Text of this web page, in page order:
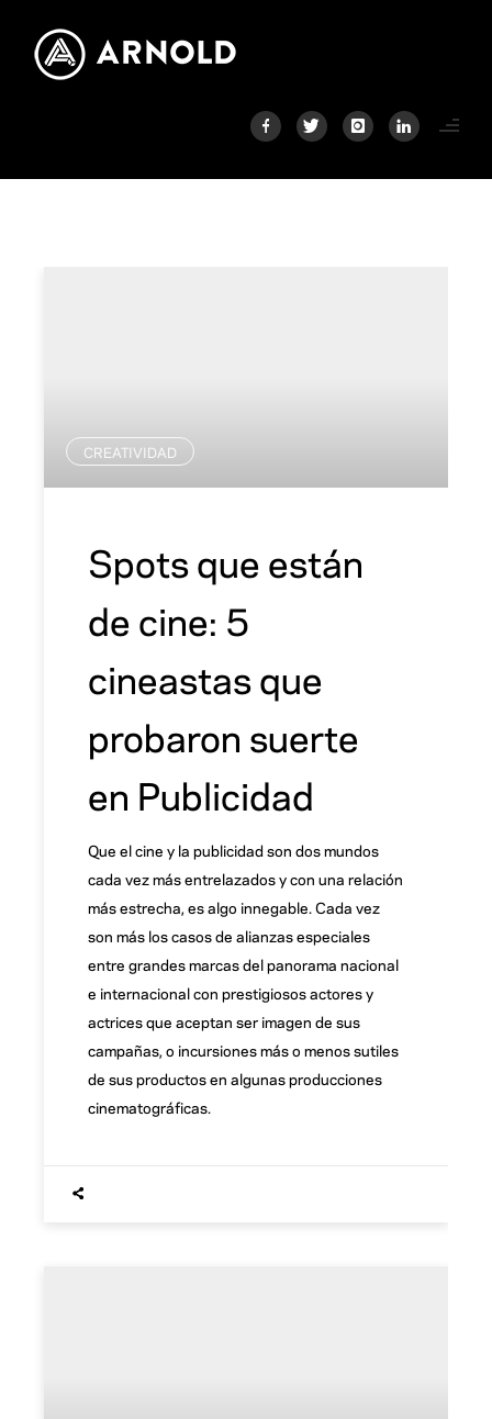
CREATIVIDAD
Spots que están
de cine: 5
cineastas que
probaron suerte
en Publicidad
Que el cine y la publicidad son dos mundos
cada vez más entrelazados y con una relación
más estrecha, es algo innegable. Cada vez
son más los casos de alianzas especiales
entre grandes marcas del panorama nacional
e internacional con prestigiosos actores y
actrices que aceptan ser imagen de sus
campañas, o incursiones más o menos sutiles
de sus productos en algunas producciones
cinematográficas.